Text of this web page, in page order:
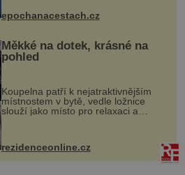
epochanacestach.cz
Měkké na dotek, krásné na
pohled
Koupelna patří k nejatraktivnějším
místnostem v bytě, vedle ložnice
slouží jako místo pro relaxaci a
odpočinek. Koupelnový textil –
ručníky, osušky a koberečky –
mohou jako mávnutím kouzelného
proutku...
rezidenceonline.cz